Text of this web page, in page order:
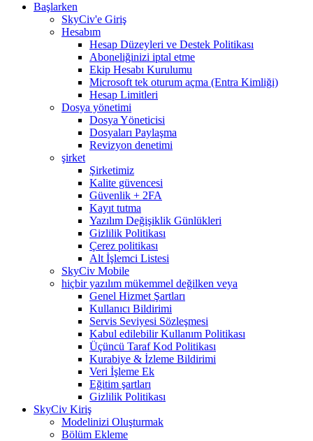
Başlarken
SkyCiv'e Giriş
Hesabım
Hesap Düzeyleri ve Destek Politikası
Aboneliğinizi iptal etme
Ekip Hesabı Kurulumu
Microsoft tek oturum açma (Entra Kimliği)
Hesap Limitleri
Dosya yönetimi
Dosya Yöneticisi
Dosyaları Paylaşma
Revizyon denetimi
şirket
Şirketimiz
Kalite güvencesi
Güvenlik + 2FA
Kayıt tutma
Yazılım Değişiklik Günlükleri
Gizlilik Politikası
Çerez politikası
Alt İşlemci Listesi
SkyCiv Mobile
hiçbir yazılım mükemmel değilken veya
Genel Hizmet Şartları
Kullanıcı Bildirimi
Servis Seviyesi Sözleşmesi
Kabul edilebilir Kullanım Politikası
Üçüncü Taraf Kod Politikası
Kurabiye & İzleme Bildirimi
Veri İşleme Ek
Eğitim şartları
Gizlilik Politikası
SkyCiv Kiriş
Modelinizi Oluşturmak
Bölüm Ekleme